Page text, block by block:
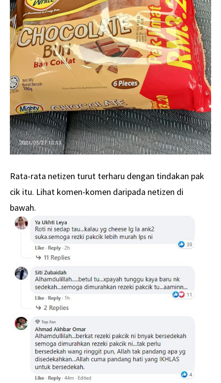
Rata-rata netizen turut terharu dengan tindakan pak
cik itu. Lihat komen-komen daripada netizen di
bawah.